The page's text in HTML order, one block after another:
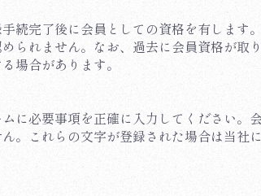
続完了後に会員としての資格を有します
られません。なお、過去に会員資格が取
場合があります。
に必要事項を正確に入力してください。
。これらの文字が登録された場合は当社